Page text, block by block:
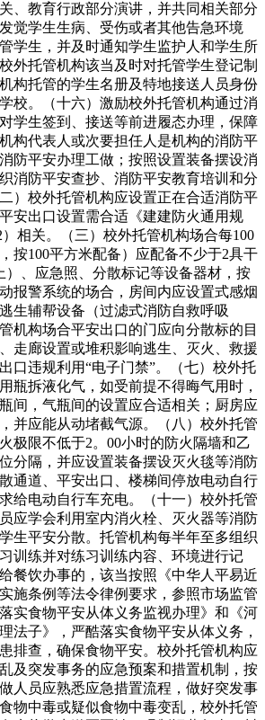
、教育行政部分演讲，并共同相关部分
觉学生生病、受伤或者其他告急环境
学生，并及时通知学生监护人和学生所
外托管机构该当及时对托管学生登记制
构托管的学生名册及特地接送人员身份
校。（十六）激励校外托管机构通过消
学生签到、接送等前进履态办理，保障
构代表人或次要担任人是机构的消防平
防平安办理工做；按照设置装备摆设消
消防平安查抄、消防平安教育培训和分
）校外托管机构应设置正在合适消防平
安出口设置需合适《建建防火通用规
）相关。（三）校外托管机构场合每100
按100平方米配备）应配备不少于2具干
）、应急照、分散标记等设备器材，按
报警系统的场合，房间内应设置式感烟
生辅帮设备（过滤式消防自救呼吸
机构场合平安出口的门应向分散标的目
走廊设置或堆积影响逃生、灭火、救援
口违规利用“电子门禁”。（七）校外托
瓶拆液化气，如受前提不得晦气用时，
间，气瓶间的设置应合适相关；厨房应
并应能从动堵截气源。（八）校外托管
极限不低于2。00小时的防火隔墙和乙
分隔，并应设置装备摆设灭火毯等消防
通道、平安出口、楼梯间停放电动自行
给电动自行车充电。（十一）校外托管
应学会利用室内消火栓、灭火器等消防
生平安分散。托管机构每半年至多组织
训练并对练习训练内容、环境进行记
餐饮办事的，该当按照《中华人平易近
施条例等法令律例要求，参照市场监管
实食物平安从体义务监视办理》和《河
法子》，严酷落实食物平安从体义务，
排查，确保食物平安。校外托管机构应
及突发事务的应急预案和措置机制，按
人员应熟悉应急措置流程，做好突发事
物中毒或疑似食物中毒变乱，校外托管